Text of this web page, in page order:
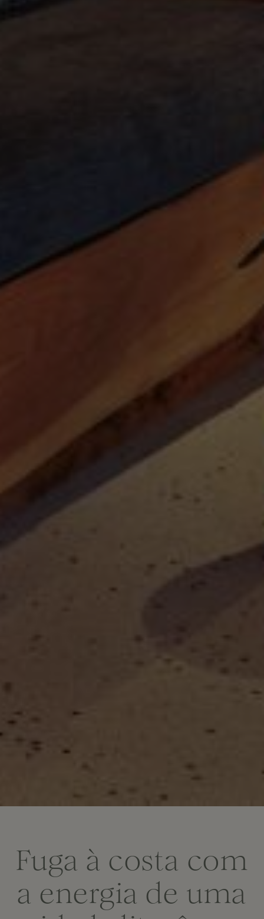
Fuga à costa com
a energia de uma